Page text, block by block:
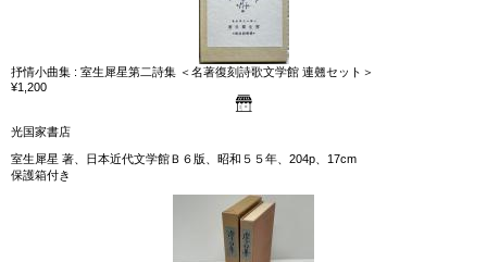
抒情小曲集 : 室生犀星第二詩集 ＜名著復刻詩歌文学館 連翹セット＞
¥1,200
光国家書店
室生犀星 著、日本近代文学館Ｂ６版、昭和５５年、204p、17cm
保護箱付き